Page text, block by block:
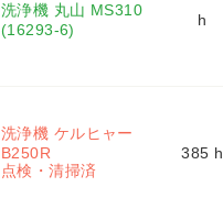
洗浄機 丸山 MS310
(16293-6)
h
洗浄機 ケルヒャー
B250R
点検・清掃済
385 h